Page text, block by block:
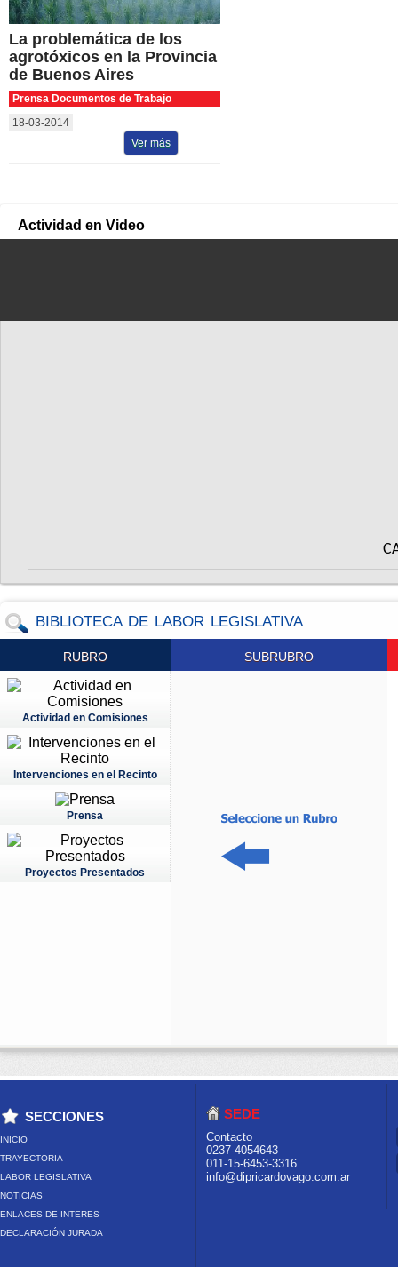
La problemática de los
agrotóxicos en la Provincia
de Buenos Aires
Prensa Documentos de Trabajo
18-03-2014
Ver más
Actividad en Video
BIBLIOTECA DE LABOR LEGISLATIVA
RUBRO
Actividad en Comisiones
Intervenciones en el Recinto
Prensa
Proyectos Presentados
SUBRUBRO
SECCIONES
INICIO
TRAYECTORIA
LABOR LEGISLATIVA
NOTICIAS
ENLACES DE INTERES
DECLARACIÓN JURADA
SEDE
Contacto
0237-4054643
011-15-6453-3316
info@dipricardovago.com.ar